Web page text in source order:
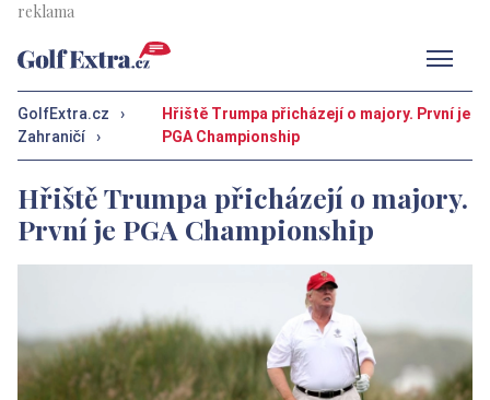
GolfExtra.cz
›
Zahraničí
›
Hřiště Trumpa přicházejí o majory. První je
PGA Championship
Hřiště Trumpa přicházejí o majory.
První je PGA Championship